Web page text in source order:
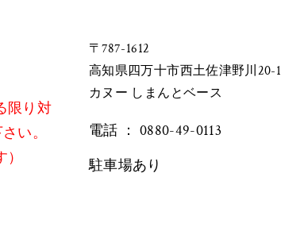
限り対
い。
〒787-1612
​
​高知県四万十市西土佐津野川20-1
カヌー しまんとベース
電話 ： 0880-49-0113
駐車場あり